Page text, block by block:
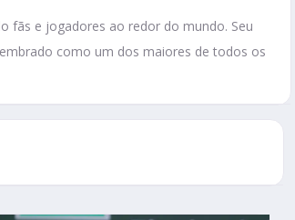
fãs e jogadores ao redor do mundo. Seu
como um dos maiores de todos os